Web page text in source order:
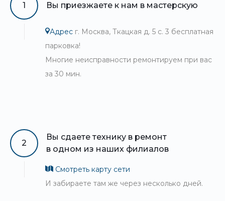
1 Вы приезжаете к нам в мастерскую
Адрес г. Москва, Ткацкая д. 5 с. 3 бесплатная
парковка!
Многие неисправности ремонтируем при вас
за 30 мин.
2
Вы сдаете технику в ремонт
в одном из наших филиалов
Смотреть карту сети
И забираете там же через несколько дней.